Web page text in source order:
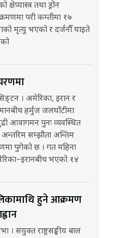
क्षेप्यास्त्र तथा ड्रोन
परी कम्तीमा १७
मृत्यु भएको र दर्जनौँ घाइते
। अमेरिका, इरान र
हर्मुज जलघाँटीमा
आवागमन पुनः व्यवस्थित
अन्तरिम सम्झौता अन्तिम
पुगेको छ । गत महिना
भएको १४
हुने आक्रमण
। संयुक्त राष्ट्रसङ्घीय बाल